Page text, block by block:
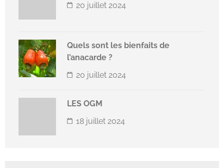
20 juillet 2024
Quels sont les bienfaits de
l’anacarde ?
20 juillet 2024
LES OGM
18 juillet 2024